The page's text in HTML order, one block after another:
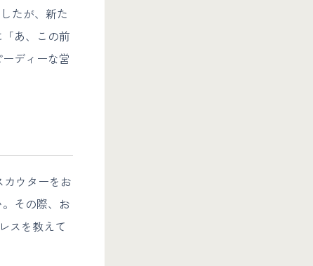
たが、新た
あ、この前
ディーな営
カウターをお
その際、お
スを教えて